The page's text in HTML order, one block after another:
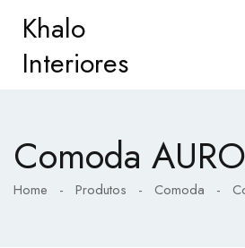
Khalo
Interiores
Comoda
Home - Produtos - Comoda -